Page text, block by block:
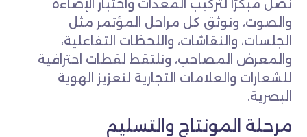
نصل مبكرًا لتركيب المعدات واختبار الإضاءة
والصوت، ونوثق كل مراحل المؤتمر مثل
الجلسات، والنقاشات، واللحظات التفاعلية،
والمعرض المصاحب، ونلتقط لقطات احترافية
للشعارات والعلامات التجارية لتعزيز الهوية
البصرية.
مرحلة المونتاج والتسليم